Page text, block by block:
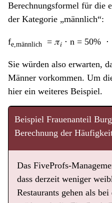
Berechnungsformel für die
der Kategorie „männlich“:
fe,männlich = 𝜋𝑖 ⋅ n = 50% ⋅
Sie würden also erwarten,
Männer vorkommen. Um
hier ein weiteres Beispiel.
Beispiel Frauenanteil
Berechnung der
Das FiveProfs-
dass derzeit weniger
Restaurants gehen als